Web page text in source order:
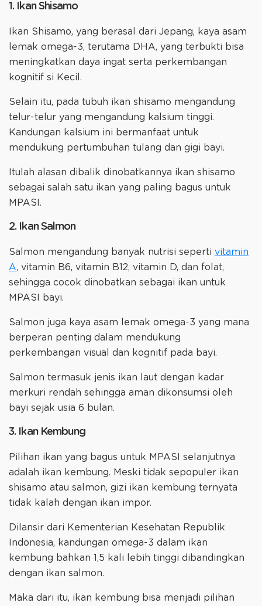
1. Ikan Shisamo
Ikan Shisamo, yang berasal dari Jepang, kaya asam
lemak omega-3, terutama DHA, yang terbukti bisa
meningkatkan daya ingat serta perkembangan
kognitif si Kecil.
Selain itu, pada tubuh ikan shisamo mengandung
telur-telur yang mengandung kalsium tinggi.
Kandungan kalsium ini bermanfaat untuk
mendukung pertumbuhan tulang dan gigi bayi.
Itulah alasan dibalik dinobatkannya ikan shisamo
sebagai salah satu ikan yang paling bagus untuk
MPASI.
2. Ikan Salmon
Salmon mengandung banyak nutrisi seperti vitamin
A, vitamin B6, vitamin B12, vitamin D, dan folat,
sehingga cocok dinobatkan sebagai ikan untuk
MPASI bayi.
Salmon juga kaya asam lemak omega-3 yang mana
berperan penting dalam mendukung
perkembangan visual dan kognitif pada bayi.
Salmon termasuk jenis ikan laut dengan kadar
merkuri rendah sehingga aman dikonsumsi oleh
bayi sejak usia 6 bulan.
3. Ikan Kembung
Pilihan ikan yang bagus untuk MPASI selanjutnya
adalah ikan kembung. Meski tidak sepopuler ikan
shisamo atau salmon, gizi ikan kembung ternyata
tidak kalah dengan ikan impor.
Dilansir dari Kementerian Kesehatan Republik
Indonesia, kandungan omega-3 dalam ikan
kembung bahkan 1,5 kali lebih tinggi dibandingkan
dengan ikan salmon.
Maka dari itu, ikan kembung bisa menjadi pilihan